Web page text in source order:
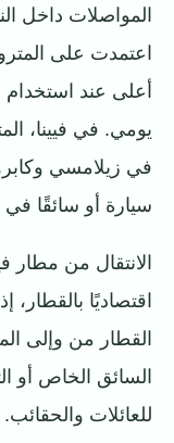
المواصلات داخل
اعتمدت على
أعلى عند
يومي. في فيينا،
في زيلامسي
سيارة أو سائقًا في
الانتقال من مطار
اقتصاديًا
السائق الخاص أو
للعائلات والحقائب.